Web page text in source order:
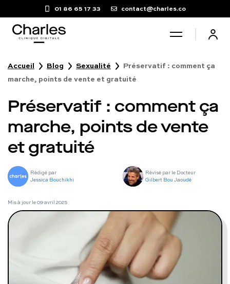
01 86 65 17 33 contact@charles.co
Santé sexuelle
Poids
Troubles du sommeil
Fertilité masculine
Chute de cheveux
Programmes digitaux
Comment ça marche ?
Accueil Blog Sexualité
Préservatif : comment ça
marche, points de vente et gratuité
Préservatif : comment ça
marche, points de vente
et gratuité
Rédigé par
Jessica Bouchikhi
Révisé par le Docteur
Gilbert Bou Jaoudé
Mis à jour le09 avril 2025